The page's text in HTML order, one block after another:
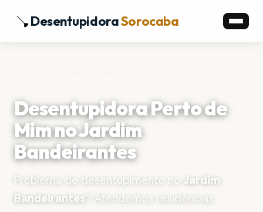
DesentupidoraSorocaba
Desentupidora Perto de
Mim no Jardim
Bandeirantes
Problema de desentupimento no Jardim
Bandeirantes? Atendemos residências,